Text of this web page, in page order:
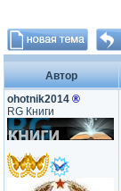
Автор
ohotnik2014 ®
RG Книги